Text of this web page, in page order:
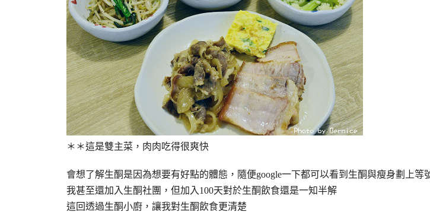
＊＊這是雙主菜，肉肉吃得很爽快
會想了解生酮是因為想要有好點的體態，隨便google一下都可以看到生酮與瘦身劃上等
我甚至還加入生酮社團，但加入100天對於生酮飲食還是一知半解
這回透過生酮小廚，讓我對生酮飲食更清楚